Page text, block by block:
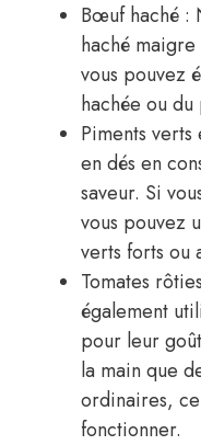
Bœuf haché :
haché
vous pouvez
hachée ou
Piments
en dés en
saveur. Si
vous pouvez
verts forts ou
Tomates
également
pour leur
la main que
ordinaires,
fonctionner.